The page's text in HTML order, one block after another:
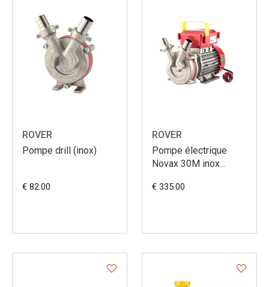
ROVER
Pompe drill (inox)
€ 82.00
ROVER
Pompe électrique
Novax 30M inox
€ 335.00